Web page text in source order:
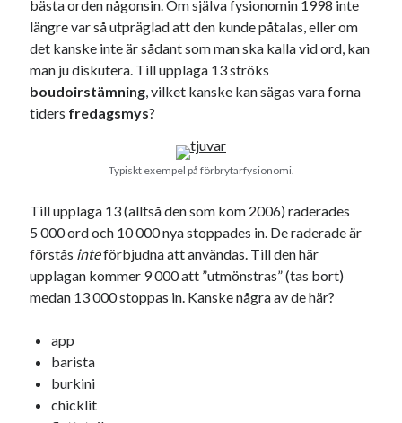
Godisbrödet från himlen
Köttfärslimpan på allas läppar
Länkskolan
Lotten som Sommarpratare (i fantasin alltså: grupp på FB)
Vad ska du laga för mat idag? (Recept!)
Flöde för inlägg
Flöde för kommentarer
WordPress.org
Pejpalla!
bästa orden någonsin. Om själva fysionomin 1998 inte
längre var så utpräglad att den kunde påtalas, eller om
det kanske inte är sådant som man ska kalla vid ord, kan
man ju diskutera. Till upplaga 13 ströks
boudoirstämning , vilket kanske kan sägas vara forna
tiders fredagsmys?
Typiskt exempel på förbrytarfysionomi.
Till upplaga 13 (alltså den som kom 2006) raderades
5000 ord och 10 000 nya stoppades in. De raderade är
förstås inteförbjudna att användas. Till den här
upplagan kommer 9 000 att ”utmönstras” (tas bort)
medan 13 000 stoppas in. Kanske några av de här?
app
barista
burkini
chicklit